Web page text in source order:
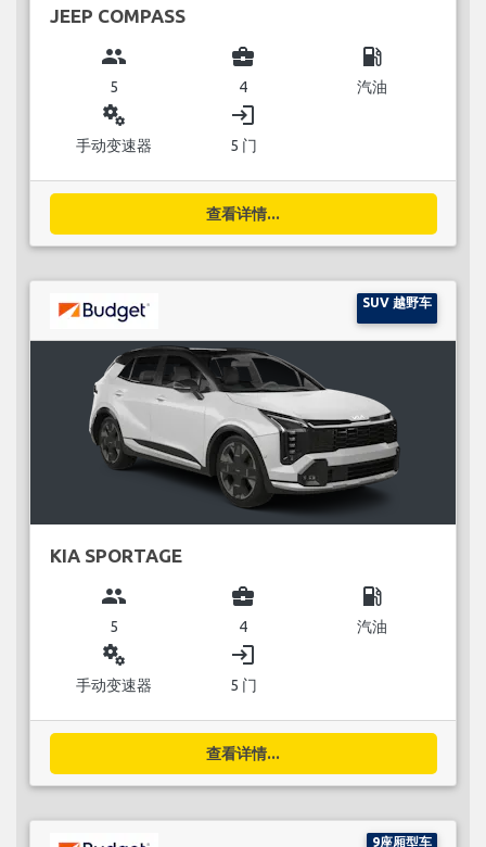
JEEP COMPASS
group
5
business_center
4
local_gas_station
汽油
miscellaneous_services
手动变速器
login
5 门
查看详情...
SUV 越野车
KIA SPORTAGE
group
5
business_center
4
local_gas_station
汽油
miscellaneous_services
手动变速器
login
5 门
查看详情...
9座厢型车